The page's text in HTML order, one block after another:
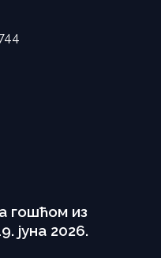
гошћом из
јуна 2026.